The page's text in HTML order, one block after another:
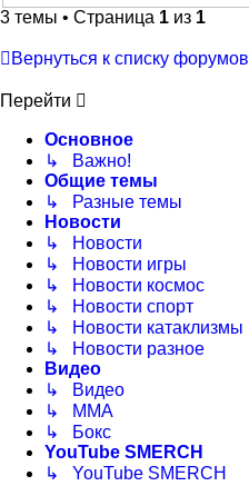
3 темы • Страница 1 из 1
Вернуться к списку форумов
Перейти
Основное
↳ Важно!
Общие темы
↳ Разные темы
Новости
↳ Новости
↳ Новости игры
↳ Новости космос
↳ Новости спорт
↳ Новости катаклизмы
↳ Новости разное
Видео
↳ Видео
↳ ММА
↳ Бокс
YouTube SMERCH
↳ YouTube SMERCH